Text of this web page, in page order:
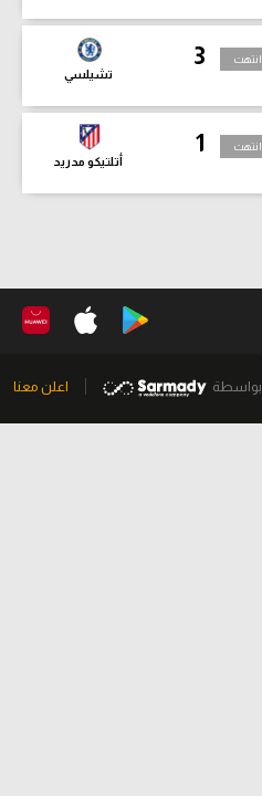
3
تشيلسي
انتهت
1
أتلتيكو مدريد
انتهت
بواسطة اعلن معنا